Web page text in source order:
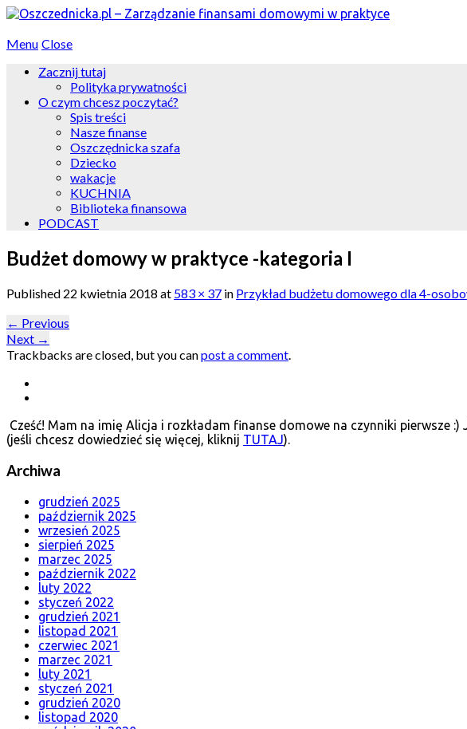
Menu Close
Zacznij tutaj
Polityka prywatności
O czym chcesz poczytać?
Spis treści
Nasze finanse
Oszczędnicka szafa
Dziecko
wakacje
KUCHNIA
Biblioteka finansowa
PODCAST
Budżet domowy w praktyce -kategoria I
Published 22 kwietnia 2018 at 583 × 37 in Przykład budżetu domowego dla 4-
← Previous
Next →
Trackbacks are closed, but you canpost a comment
Cześć! Mam na imię Alicja i rozkładam finanse domowe na czynniki pierwsze
(jeśli chcesz dowiedzieć się więcej, kliknij TUTAJ).
Archiwa
grudzień 2025
październik 2025
wrzesień 2025
sierpień 2025
marzec 2025
październik 2022
luty 2022
styczeń 2022
grudzień 2021
listopad 2021
czerwiec 2021
marzec 2021
luty 2021
styczeń 2021
grudzień 2020
listopad 2020